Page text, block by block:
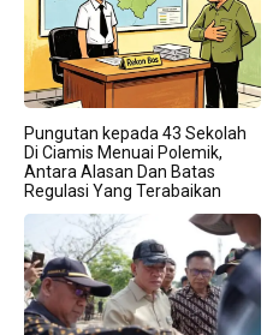
Pungutan kepada 43 Sekolah
Di Ciamis Menuai Polemik,
Antara Alasan Dan Batas
Regulasi Yang Terabaikan